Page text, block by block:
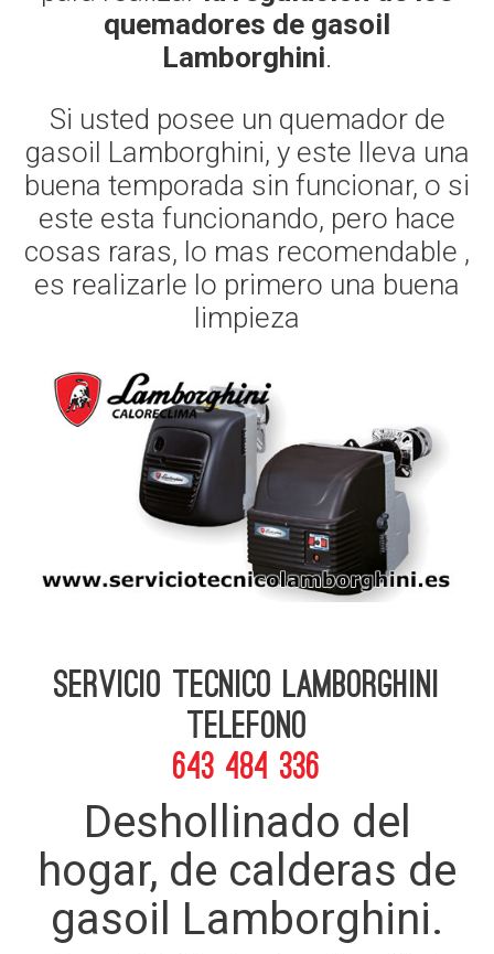
quemadores de gasoil
Lamborghini.
Si usted posee un quemador de
gasoil Lamborghini, y este lleva una
buena temporada sin funcionar, o si
este esta funcionando, pero hace
cosas raras, lo mas recomendable ,
es realizarle lo primero una buena
limpieza
Servicio Tecnico Lamborghini
telefono
643 484 336
Deshollinado del
hogar, de calderas de
gasoil Lamborghini.